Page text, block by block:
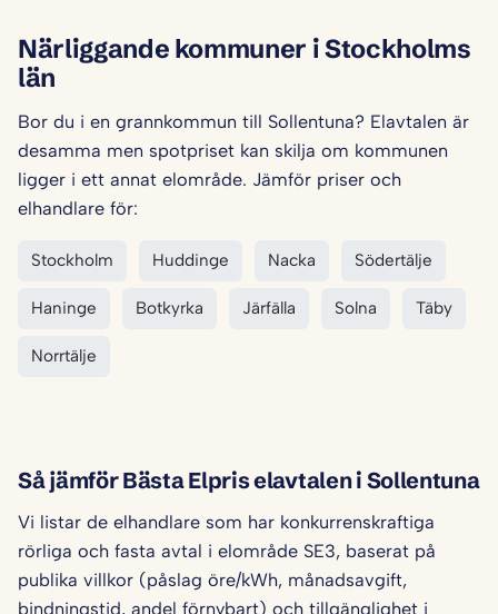
Närliggande kommuner i Stockholms
län
Bor du i en grannkommun till Sollentuna? Elavtalen är
desamma men spotpriset kan skilja om kommunen
ligger i ett annat elområde. Jämför priser och
elhandlare för:
Stockholm Huddinge Nacka Södertälje
Haninge Botkyrka Järfälla Solna Täby
Norrtälje
Så jämför Bästa Elpris elavtalen i Sollentuna
Vi listar de elhandlare som har konkurrenskraftiga
rörliga och fasta avtal i elområde SE3, baserat på
publika villkor (påslag öre/kWh, månadsavgift,
bindningstid, andel förnybart) och tillgänglighet i